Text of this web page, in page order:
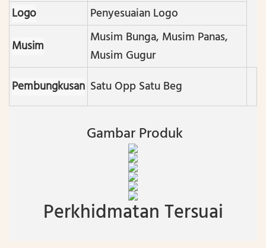
Logo
Penyesuaian Logo
Musim
Musim Bunga, Musim Panas,
Musim Gugur
Pembungkusan Satu Opp Satu Beg
Gambar Produk
Perkhidmatan Tersuai